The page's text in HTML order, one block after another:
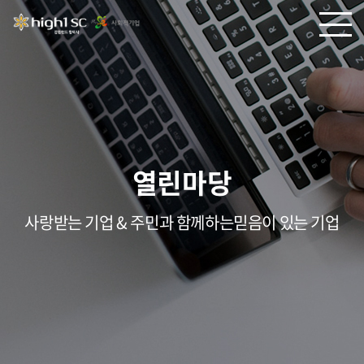
열린마당
사랑받는 기업 & 주민과 함께하는믿음이 있는 기업